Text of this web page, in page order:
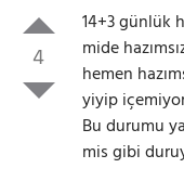
4
14+3 günlük
mide
hemen
yiyip
Bu durumu
mis gibi